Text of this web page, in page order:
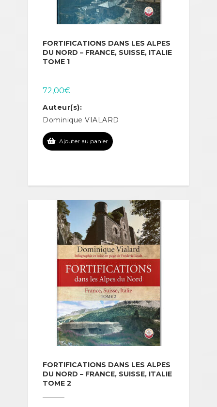
FORTIFICATIONS DANS LES ALPES
DU NORD – FRANCE, SUISSE, ITALIE
TOME 1
72,00€
Auteur(s):
Dominique VIALARD
Ajouter au panier
FORTIFICATIONS DANS LES ALPES
DU NORD – FRANCE, SUISSE, ITALIE
TOME 2